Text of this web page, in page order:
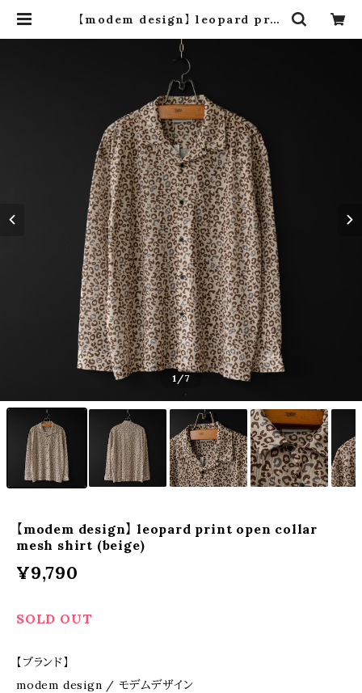
【modem design】 leopard prin
ge) | dros dro
1 /7
【modem design】 leopard print open collar
mesh shirt (beige)
¥9,790
SOLD OUT
【ブランド】
modem design / モデムデザイン